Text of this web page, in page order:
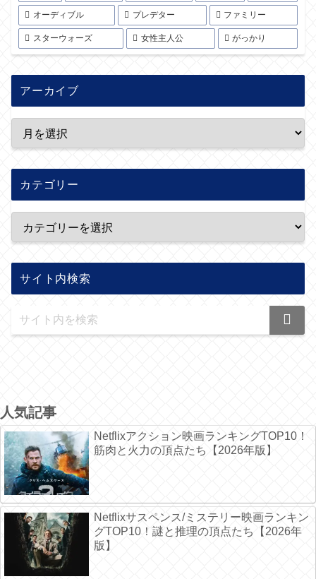
オーディブル プレデター ファミリー
スターウォーズ 女性主人公 がっかり
アーカイブ
カテゴリー
サイト内検索
人気記事
Netflixアクション映画ランキングTOP10！
筋肉と火力の頂点たち【2026年版】
Netflixサスペンス/ミステリー映画ランキン
グTOP10！謎と推理の頂点たち【2026年
版】